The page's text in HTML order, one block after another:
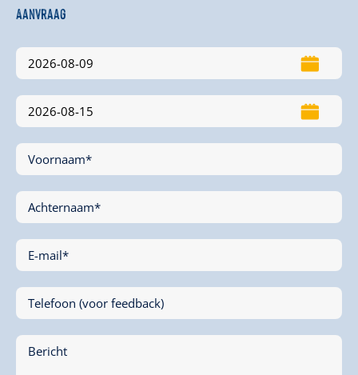
Aanvraag
Voornaam*
Achternaam*
E-mail*
Telefoon (voor feedback)
Bericht